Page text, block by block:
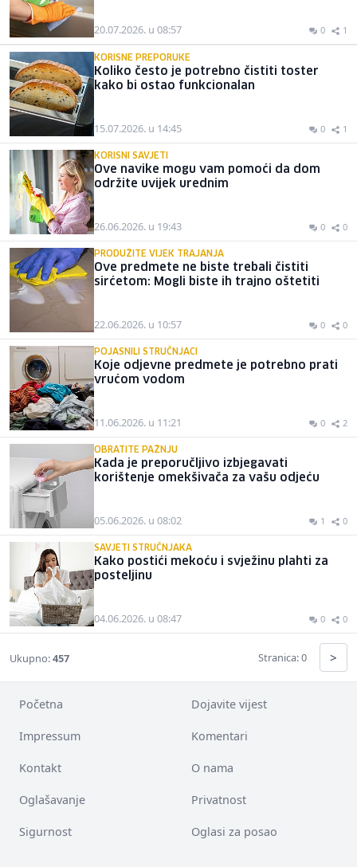
20.07.2026. u 08:57 0 1
KORISNE PREPORUKE
Koliko često je potrebno čistiti toster
kako bi ostao funkcionalan
15.07.2026. u 14:45 0 1
KORISNI SAVJETI
Ove navike mogu vam pomoći da dom
održite uvijek urednim
26.06.2026. u 19:43 0 0
PRODUŽITE VIJEK TRAJANJA
Ove predmete ne biste trebali čistiti
sirćetom: Mogli biste ih trajno oštetiti
22.06.2026. u 10:57 0 0
POJASNILI STRUČNJACI
Koje odjevne predmete je potrebno prati
vrućom vodom
11.06.2026. u 11:21 0 2
OBRATITE PAŽNJU
Kada je preporučljivo izbjegavati
korištenje omekšivača za vašu odjeću
05.06.2026. u 08:02 1 0
SAVJETI STRUČNJAKA
Kako postići mekoću i svježinu plahti za
posteljinu
04.06.2026. u 08:47 0 0
Ukupno:457 Stranica: 0 >
Početna Dojavite vijest
Impressum Komentari
Kontakt O nama
Oglašavanje Privatnost
Sigurnost Oglasi za posao